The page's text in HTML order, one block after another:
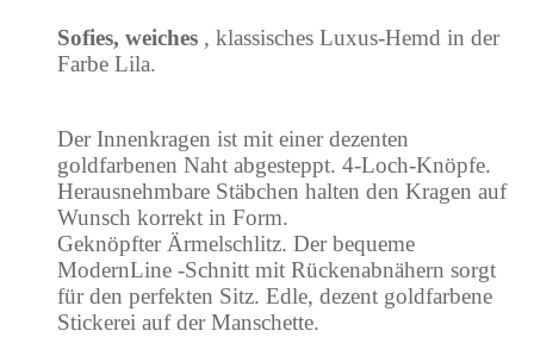
Sofies, weiches , klassisches Luxus-Hemd in der
Farbe Lila.
Der Innenkragen ist mit einer dezenten
goldfarbenen Naht abgesteppt. 4-Loch-Knöpfe.
Herausnehmbare Stäbchen halten den Kragen auf
Wunsch korrekt in Form.
Geknöpfter Ärmelschlitz. Der bequeme
ModernLine -Schnitt mit Rückenabnähern sorgt
für den perfekten Sitz. Edle, dezent goldfarbene
Stickerei auf der Manschette.